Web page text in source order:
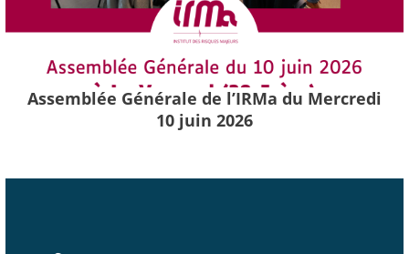
Assemblée Générale de l’IRMa du Mercredi
10 juin 2026